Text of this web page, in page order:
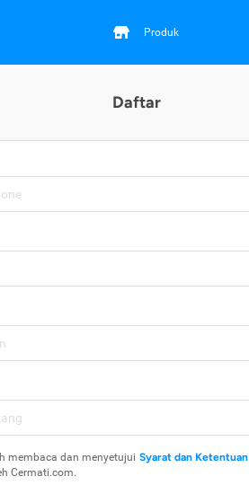
Produk
Daftar
membaca dan menyetujui Syarat dan Ketentuan
Cermati.com.